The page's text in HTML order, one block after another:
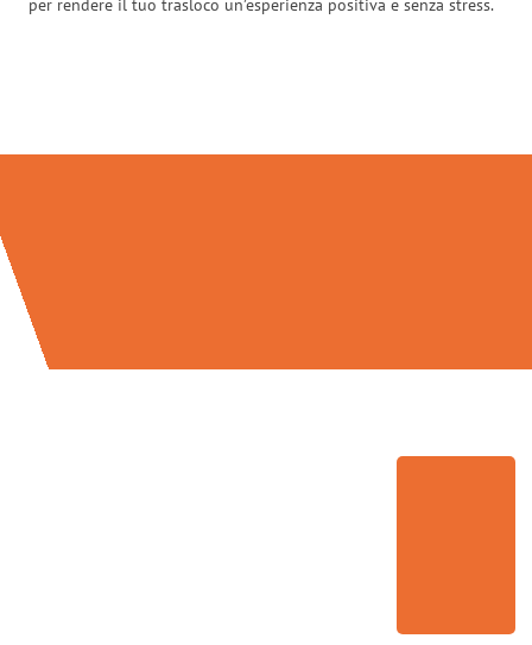
per rendere il tuo trasloco un’esperienza positiva e senza stress.